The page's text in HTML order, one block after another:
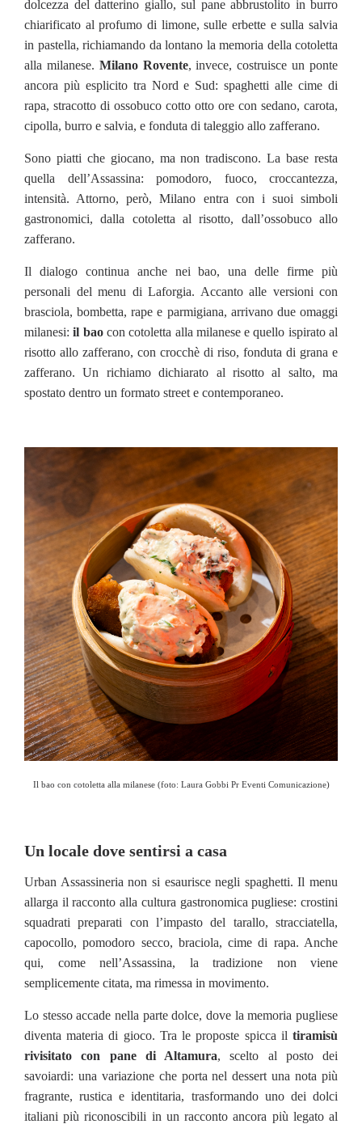
dolcezza del datterino giallo, sul pane abbrustolito in burro
chiarificato al profumo di limone, sulle erbette e sulla salvia
in pastella, richiamando da lontano la memoria della cotoletta
alla milanese. Milano Rovente, invece, costruisce un ponte
ancora più esplicito tra Nord e Sud: spaghetti alle cime di
rapa, stracotto di ossobuco cotto otto ore con sedano, carota,
cipolla, burro e salvia, e fonduta di taleggio allo zafferano.
Sono piatti che giocano, ma non tradiscono. La base resta
quella dell’Assassina: pomodoro, fuoco, croccantezza,
intensità. Attorno, però, Milano entra con i suoi simboli
gastronomici, dalla cotoletta al risotto, dall’ossobuco allo
zafferano.
Il dialogo continua anche nei bao, una delle firme più
personali del menu di Laforgia. Accanto alle versioni con
brasciola, bombetta, rape e parmigiana, arrivano due omaggi
milanesi:il baocon cotoletta alla milanese e quello ispirato al
risotto allo zafferano, con crocchè di riso, fonduta di grana e
zafferano. Un richiamo dichiarato al risotto al salto, ma
spostato dentro un formato street e contemporaneo.
Il bao con cotoletta alla milanese (foto: Laura Gobbi Pr Eventi Comunicazione)
Un locale dove sentirsi a casa
Urban Assassineria non si esaurisce negli spaghetti. Il menu
allarga il racconto alla cultura gastronomica pugliese: crostini
squadrati preparati con l’impasto del tarallo, stracciatella,
capocollo, pomodoro secco, braciola, cime di rapa. Anche
qui, come nell’Assassina, la tradizione non viene
semplicemente citata, ma rimessa in movimento.
Lo stesso accade nella parte dolce, dove la memoria pugliese
diventa materia di gioco. Tra le proposte spicca il tiramisù
rivisitato con pane di Altamura, scelto al posto dei
savoiardi: una variazione che porta nel dessert una nota più
fragrante, rustica e identitaria, trasformando uno dei dolci
italiani più riconoscibili in un racconto ancora più legato al